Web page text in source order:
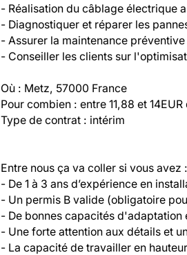
- Réalisation du câblage électrique
- Diagnostiquer et réparer les
- Assurer la maintenance
- Conseiller les clients sur
Où : Metz, 57000 France
Pour combien : entre 11,88 et
Type de contrat : intérim
Entre nous ça va coller si vous avez :
- De 1 à 3 ans d’expérience en
- Un permis B valide (obligatoire
- De bonnes capacités
- Une forte attention aux détails et
- La capacité de travailler en